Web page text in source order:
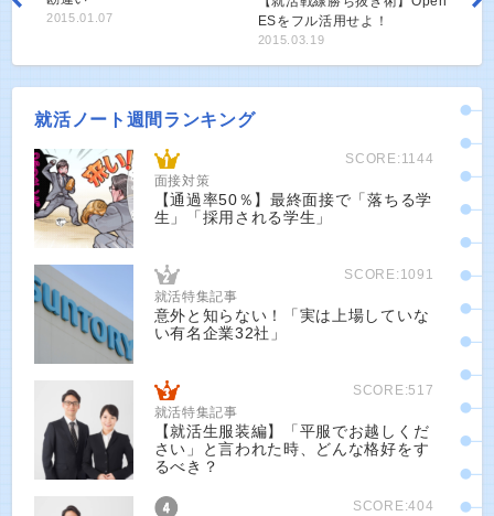
2015.01.07
ESをフル活用せよ！
2015.03.19
就活ノート週間ランキング
SCORE:1144
面接対策
【通過率50％】最終面接で「落ちる学
生」「採用される学生」
SCORE:1091
就活特集記事
意外と知らない！「実は上場していな
い有名企業32社」
SCORE:517
就活特集記事
【就活生服装編】「平服でお越しくだ
さい」と言われた時、どんな格好をす
るべき？
SCORE:404